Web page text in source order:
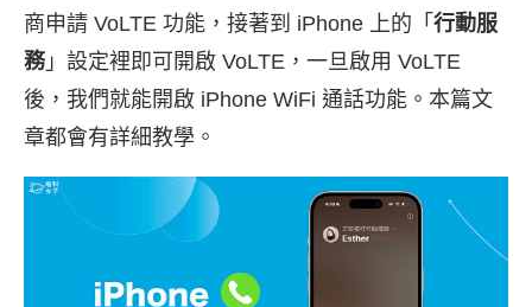
商申請 VoLTE 功能，接著到 iPhone 上的「 行動服
務」設定裡即可開啟 VoLTE，一旦啟用 VoLTE
後，我們就能開啟 iPhone WiFi 通話功能。本篇文
章都會有詳細教學。